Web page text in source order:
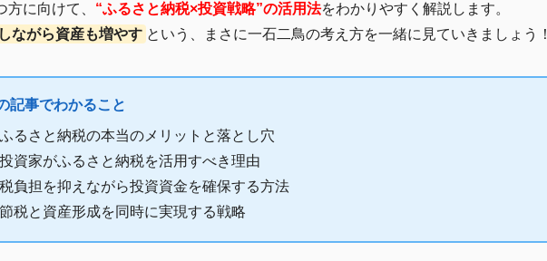
方に向けて、 “ふるさと納税×投資戦略”の活用法をわかりやすく解説します。
ながら資産も増やす という、まさに一石二鳥の考え方を一緒に見ていきましょう！
記事でわかること
ふるさと納税の本当のメリットと落とし穴
投資家がふるさと納税を活用すべき理由
税負担を抑えながら投資資金を確保する方法
節税と資産形成を同時に実現する戦略